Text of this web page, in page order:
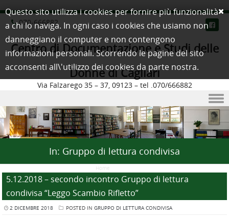
070-666882
Centro di Documentazione e Studi delle
Donne di Cagliari
Via Falzarego 35 – 37, 09123 – tel .070/666882
Skip to content
In: Gruppo di lettura condivisa
Home
5.12.2018 – secondo incontro Gruppo di lettura
condivisa “Leggo Scambio Rifletto”
2 DICEMBRE 2018 POSTED IN GRUPPO DI LETTURA CONDIVISA
Questo sito utilizza i cookies per fornire più funzionalità
a chi lo naviga. In ogni caso i cookies che usiamo non
danneggiano il computer e non contengono
informazioni personali. Scorrendo le pagine del sito
acconsenti all\'utilizzo dei cookies da parte nostra.